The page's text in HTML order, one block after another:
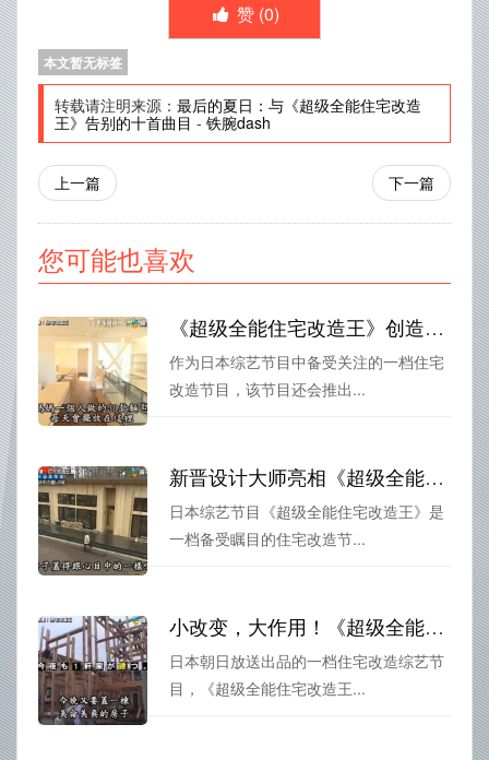
赞 (0)
本文暂无标签
转载请注明来源： 最后的夏日：与《超级全能住宅改造
王》告别的十首曲目 - 铁腕dash
上一篇 下一篇
您可能也喜欢
《超级全能住宅改造王》创造出无与伦比大庭院新天地，现场揭秘花絮引人入胜
作为日本综艺节目中备受关注的一档住宅
改造节目，该节目还会推出...
新晋设计大师亮相《超级全能住宅改造王》，成功打造顶尖大庭院
日本综艺节目《超级全能住宅改造王》是
一档备受瞩目的住宅改造节...
小改变，大作用！《超级全能住宅改造王》在线观看2018，让你的家变得更具格调
日本朝日放送出品的一档住宅改造综艺节
目，《超级全能住宅改造王...